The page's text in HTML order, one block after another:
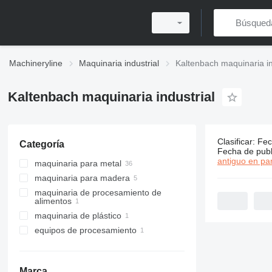
Machineryline Maquinaria industrial Kaltenbach maquinaria
Kaltenbach maquinaria industrial
Categoría
maquinaria para metal
sierras circulares para corte de
sierras de cinta para metal
prensas de metal
punzonadoras de torreta
taladros de columna
maquinaria para madera
sierras de madera
sierras circulares de mesa
sierras ingletadoras dobles
maquinaria de procesamiento de
alimentos
equipos de procesamiento de
maquinaria de plástico
maquinaria para ventanas de PVC
equipos de procesamiento
44
Clasificar:
Fecha de
antiguo en